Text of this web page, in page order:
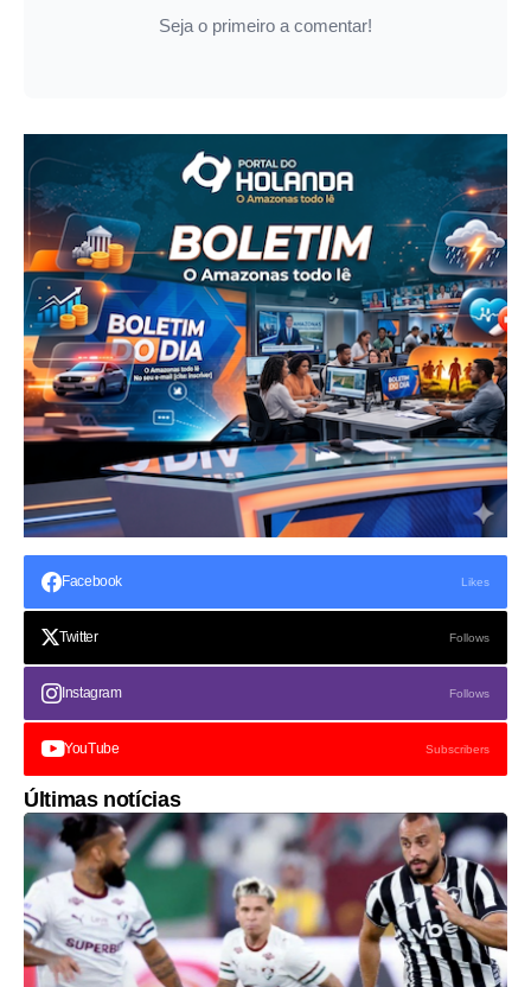
Seja o primeiro a comentar!
Facebook Likes
Twitter Follows
Instagram Follows
YouTube Subscribers
Últimas notícias